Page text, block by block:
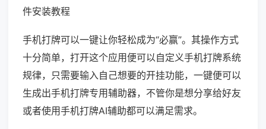
件安装教程
手机打牌可以一键让你轻松成为“必赢”。其操作方式
十分简单，打开这个应用便可以自定义手机打牌系统
规律，只需要输入自己想要的开挂功能，一键便可以
生成出手机打牌专用辅助器，不管你是想分享给好友
或者使用手机打牌AI辅助都可以满足需求。